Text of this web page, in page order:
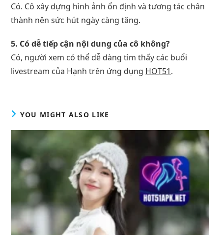
Có. Cô xây dựng hình ảnh ổn định và tương tác chân
thành nên sức hút ngày càng tăng.
5. Có dễ tiếp cận nội dung của cô không?
Có, người xem có thể dễ dàng tìm thấy các buổi
livestream của Hạnh trên ứng dụng HOT51.
YOU MIGHT ALSO LIKE